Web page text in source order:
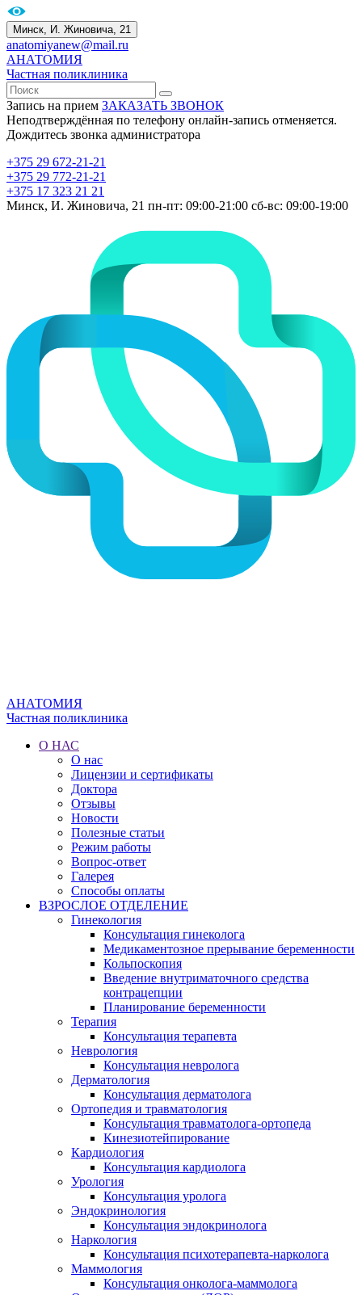
Минск, И. Жиновича, 21
anatomiyanew@mail.ru
АНАТОМИЯ
Частная поликлиника
Запись на прием ЗАКАЗАТЬ ЗВОНОК
Неподтверждённая по телефону онлайн-запись отменяется.
Дождитесь звонка администратора
+375 29 672-21-21
+375 29 772-21-21
+375 17 323 21 21
Минск, И. Жиновича, 21 пн-пт: 09:00-21:00 сб-вс: 09:00-19:00
АНАТОМИЯ
Частная поликлиника
О НАС
О нас
Лицензии и сертификаты
Доктора
Отзывы
Новости
Полезные статьи
Режим работы
Вопрос-ответ
Галерея
Способы оплаты
ВЗРОСЛОЕ ОТДЕЛЕНИЕ
Гинекология
Консультация гинеколога
Медикаментозное прерывание беременности
Кольпоскопия
Введение внутриматочного средства
контрацепции
Планирование беременности
Терапия
Консультация терапевта
Неврология
Консультация невролога
Дерматология
Консультация дерматолога
Ортопедия и травматология
Консультация травматолога-ортопеда
Кинезиотейпирование
Кардиология
Консультация кардиолога
Урология
Консультация уролога
Эндокринология
Консультация эндокринолога
Наркология
Консультация психотерапевта-нарколога
Маммология
Консультация онколога-маммолога